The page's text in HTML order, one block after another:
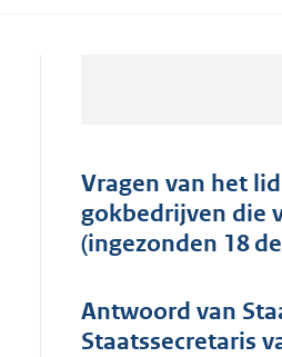
Vragen van het
gokbedrijven die
(ingezonden 18
Antwoord van
Staatssecretaris